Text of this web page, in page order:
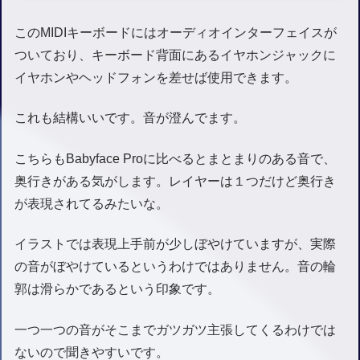
このMIDIキーボードにはオーディオインターフェイスが
ついており、キーボード背面にあるイヤホンジャックに
イヤホンやヘッドフォンを差せば使用できます。
これも結構いいです。音が澄んでます。
こちらもBabyface Proに比べるとまとまりのある音で、
奥行きがある気がします。レイヤーは１つだけど奥行き
が表現されてるみたいな。
イラストでは表現上手前が少しぼやけていますが、実際
の音がぼやけているというわけではありません。音の輪
郭は滑らかであるという印象です。
一つ一つの音がそこまでガツガツ主張してくるわけでは
ないので聞きやすいです。